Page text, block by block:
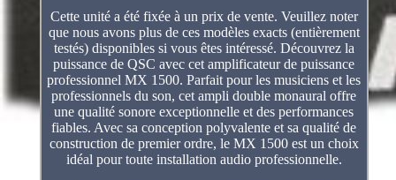
Cette unité a été fixée à un prix de vente. Veuillez noter
que nous avons plus de ces modèles exacts (entièrement
testés) disponibles si vous êtes intéressé. Découvrez la
puissance de QSC avec cet amplificateur de puissance
professionnel MX 1500. Parfait pour les musiciens et les
professionnels du son, cet ampli double monaural offre
une qualité sonore exceptionnelle et des performances
fiables. Avec sa conception polyvalente et sa qualité de
construction de premier ordre, le MX 1500 est un choix
idéal pour toute installation audio professionnelle.